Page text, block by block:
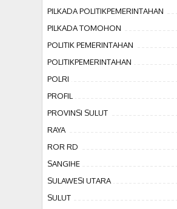
PILKADA POLITIKPEMERINTAHAN
PILKADA TOMOHON
POLITIK PEMERINTAHAN
POLITIKPEMERINTAHAN
POLRI
PROFIL
PROVINSI SULUT
RAYA
ROR RD
SANGIHE
SULAWESI UTARA
SULUT